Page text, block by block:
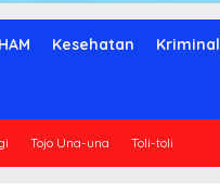
Kesehatan Kriminal
Tojo Una-una Toli-toli